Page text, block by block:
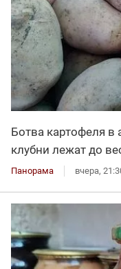
Ботва картофеля в
клубни лежат до
Панорама вчера,